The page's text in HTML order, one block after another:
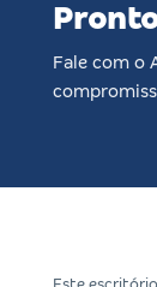
Fale com o